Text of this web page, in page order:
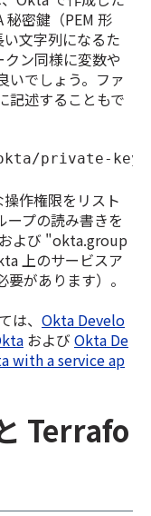
秘密鍵（PEM 形
文字列になるた
ン同様に変数や
いでしょう。ファ
記述することもで
private-
作権限をリスト
ープの読み書きを
よび "okta.group
上のサービスア
があります）。
は、 Okta Develo
および Okta De
with a service ap
Terrafo